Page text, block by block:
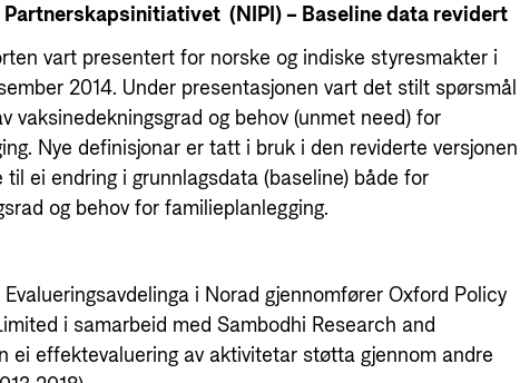
(NIPI) – Baseline data revidert
vart presentert for norske og indiske styresmakter i
2014. Under presentasjonen vart det stilt spørsmål
vaksinedekningsgrad og behov (unmet need) for
Nye definisjonar er tatt i bruk i den reviderte versjonen
ei endring i grunnlagsdata (baseline) både for
og behov for familieplanlegging.
i Norad gjennomfører Oxford Policy
i samarbeid med Sambodhi Research and
ei effektevaluering av aktivitetar støtta gjennom andre